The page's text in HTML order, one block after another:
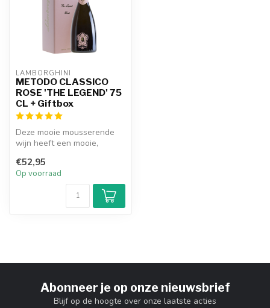
LAMBORGHINI
METODO CLASSICO
ROSE 'THE LEGEND' 75
CL + Giftbox
Deze mooie mousserende
wijn heeft een mooie,
kleur. H...
€52,95
Op voorraad
Abonneer je op onze nieuwsbrief
Blijf op de hoogte over onze laatste acties